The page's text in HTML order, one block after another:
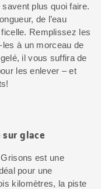
plus quoi faire.
de l’eau
Remplissez les
à un morceau de
il vous suffira de
les enlever – et
glace
est une
pour une
kilomètres, la piste